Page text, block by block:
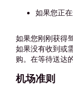
如果您正
如果您刚刚获得
如果没有收到或
购。在等待送达
机场准则